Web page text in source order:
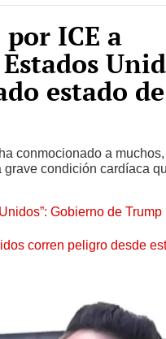
ICE a
estado
conmocionado a
grave condición cardíaca
Gobierno de
corren peligro desde